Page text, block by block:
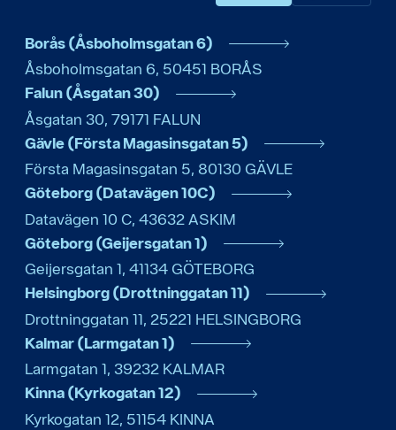
Borås (Åsboholmsgatan 6)
Åsboholmsgatan 6, 50451 BORÅS
Falun (Åsgatan 30)
Åsgatan 30, 79171 FALUN
Gävle (Första Magasinsgatan 5)
Första Magasinsgatan 5, 80130 GÄVLE
Göteborg (Datavägen 10C)
Datavägen 10 C, 43632 ASKIM
Göteborg (Geijersgatan 1)
Geijersgatan 1, 41134 GÖTEBORG
Helsingborg (Drottninggatan 11)
Drottninggatan 11, 25221 HELSINGBORG
Kalmar (Larmgatan 1)
Larmgatan 1, 39232 KALMAR
Kinna (Kyrkogatan 12)
Kyrkogatan 12, 51154 KINNA